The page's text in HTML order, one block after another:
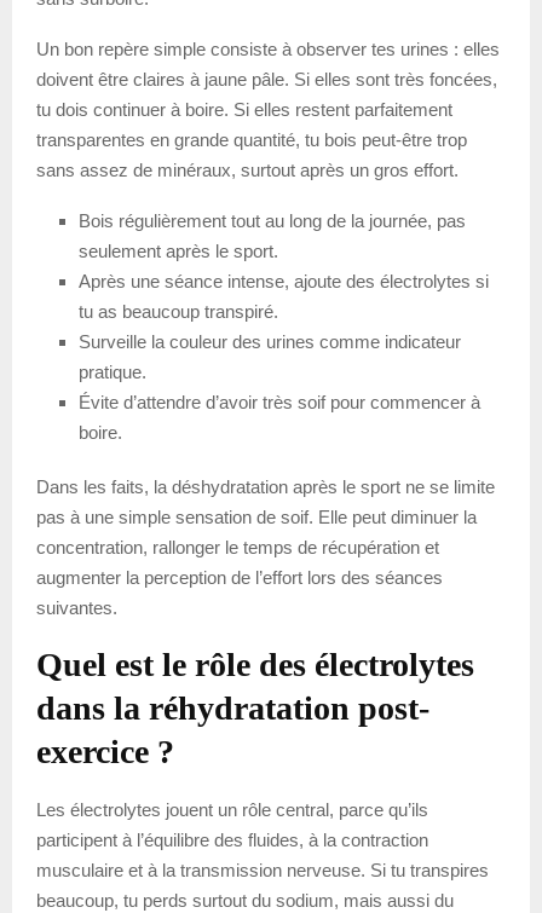
Un bon repère simple consiste à observer tes urines : elles
doivent être claires à jaune pâle. Si elles sont très foncées,
tu dois continuer à boire. Si elles restent parfaitement
transparentes en grande quantité, tu bois peut-être trop
sans assez de minéraux, surtout après un gros effort.
Bois régulièrement tout au long de la journée, pas
seulement après le sport.
Après une séance intense, ajoute des électrolytes si
tu as beaucoup transpiré.
Surveille la couleur des urines comme indicateur
pratique.
Évite d’attendre d’avoir très soif pour commencer à
boire.
Dans les faits, la déshydratation après le sport ne se limite
pas à une simple sensation de soif. Elle peut diminuer la
concentration, rallonger le temps de récupération et
augmenter la perception de l’effort lors des séances
suivantes.
Quel est le rôle des électrolytes
dans la réhydratation post-
exercice ?
Les électrolytes jouent un rôle central, parce qu’ils
participent à l’équilibre des fluides, à la contraction
musculaire et à la transmission nerveuse. Si tu transpires
beaucoup, tu perds surtout du sodium, mais aussi du